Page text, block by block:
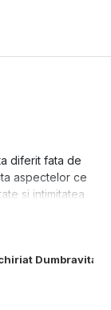
Dumbravita
diferit fata de
aspectelor ce
si intimitatea
din zona
mai mult